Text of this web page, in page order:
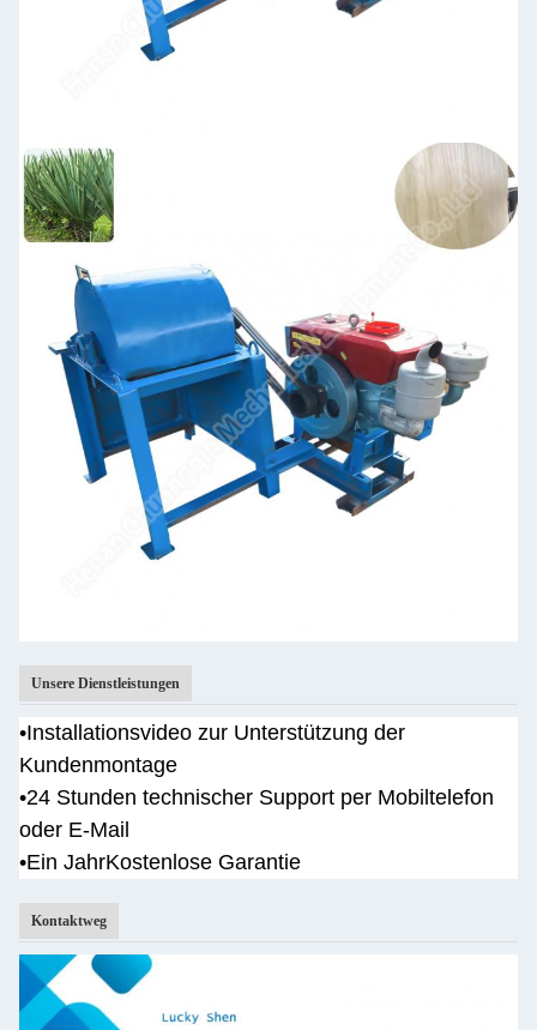
Unsere Dienstleistungen
•Installationsvideo zur Unterstützung der
Kundenmontage
•24 Stunden technischer Support per Mobiltelefon
oder E-Mail
•Ein JahrKostenlose Garantie
Kontaktweg